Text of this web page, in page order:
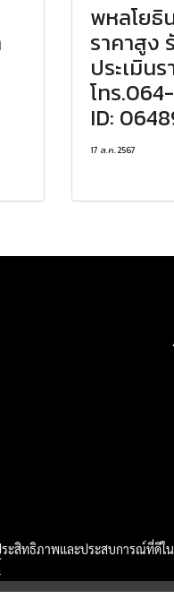
พหลโยธิ
ราคาสูง
ประเมิน
โทร
ID:
17 ส.ค. 2567
ะสิทธิภาพและประสบการณ์ที่ดีใ